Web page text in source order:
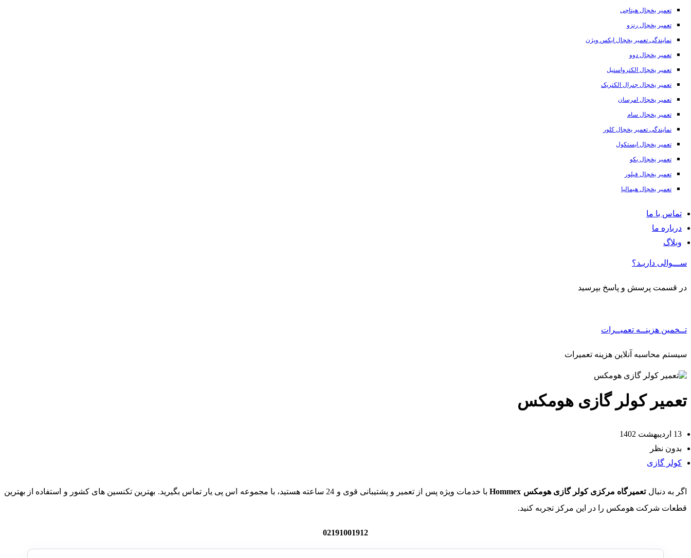
تعمیر یخچال هیتاچی
تعمیر یخچال رنزو
نمایندگی تعمیر یخچال ایکس ویژن
تعمیر یخچال دوو
تعمیر یخچال الکترواستیل
تعمیر یخچال جنرال الکتریک
تعمیر یخچال امرسان
تعمیر یخچال سام
نمایندگی تعمیر یخچال کلور
تعمیر یخچال ایستکول
تعمیر یخچال بکو
تعمیر یخچال فیلور
تعمیر یخچال هیمالیا
تماس با ما
درباره ما
وبلاگ
ســـوالی داریـد؟
در قسمت پرسش و پاسخ بپرسید
تــخمین هزینــه تعمیــرات
سیستم محاسبه آنلاین هزینه تعمیرات
تعمیر کولر گازی هومکس
13 اردیبهشت 1402
بدون نظر
کولر گازی
اگر به دنبالتعمیرگاه مرکزی کولر گازی هومکس Hommex
با خدمات ویژه پس از تعمیر و پشتیبانی قوی و 24 ساعته هستید، با مجموعه اس پی یار تماس بگیرید. بهترین تکنسین های کشور و استفاده از بهترین
قطعات شرکت هومکس را در این مرکز تجربه کنید.
02191001912